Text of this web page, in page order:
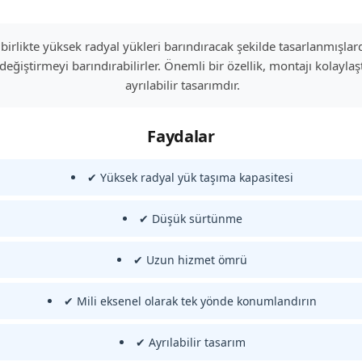
yüksek radyal yükleri barındıracak şekilde
barındırabilirler. Önemli bir özellik, montajı
ayrılabilir tasarımdır.
Faydalar
✔ Yüksek radyal yük taşıma kapasitesi
✔ Düşük sürtünme
✔ Uzun hizmet ömrü
✔ Mili eksenel olarak tek yönde konumlandırın
✔ Ayrılabilir tasarım